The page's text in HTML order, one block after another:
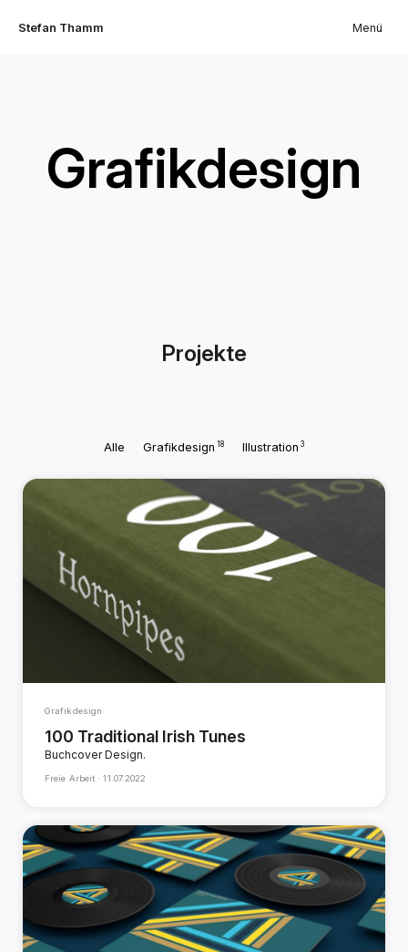
Stefan Thamm Menü
Grafikdesign
Projekte
Alle Grafikdesign 18 Illustration 3
Grafikdesign
100 Traditional Irish Tunes
Buchcover Design.
Freie Arbeit ·11.07.2022